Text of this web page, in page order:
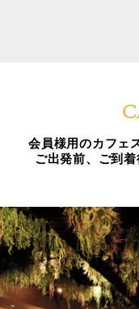
会員様用のカフェ
ご出発前、ご到